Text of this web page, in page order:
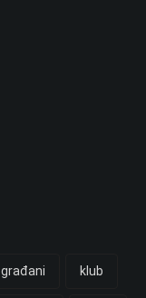
građani klub